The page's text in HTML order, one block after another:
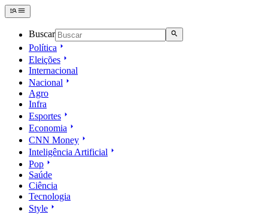
Buscar
Política
Eleições
Internacional
Nacional
Agro
Infra
Esportes
Economia
CNN Money
Inteligência Artificial
Pop
Saúde
Ciência
Tecnologia
Style